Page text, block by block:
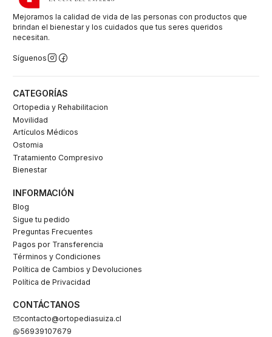
Mejoramos la calidad de vida de las personas con productos que
brindan el bienestar y los cuidados que tus seres queridos
necesitan.
Síguenos
CATEGORÍAS
Ortopedia y Rehabilitacion
Movilidad
Artículos Médicos
Ostomia
Tratamiento Compresivo
Bienestar
INFORMACIÓN
Blog
Sigue tu pedido
Preguntas Frecuentes
Pagos por Transferencia
Términos y Condiciones
Política de Cambios y Devoluciones
Política de Privacidad
CONTÁCTANOS
contacto@ortopediasuiza.cl
56939107679